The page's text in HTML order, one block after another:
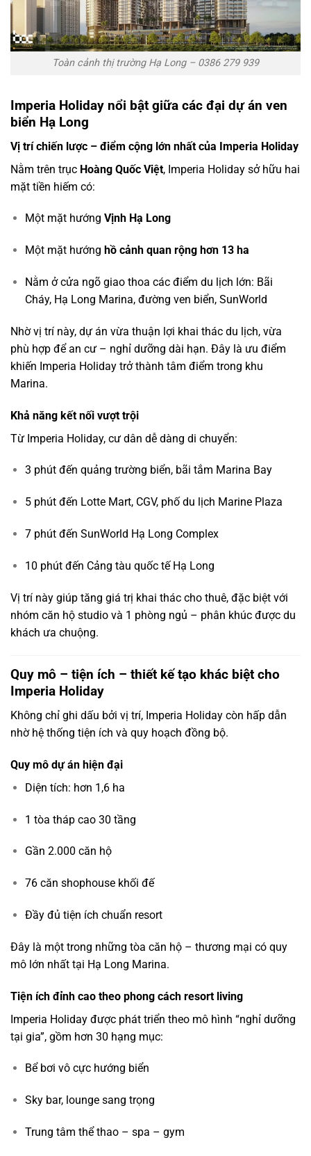
Toàn cảnh thị trường Hạ Long – 0386 279 939
Imperia Holiday nổi bật giữa các đại dự án ven
biển Hạ Long
Vị trí chiến lược – điểm cộng lớn nhất của Imperia Holiday
Nằm trên trục Hoàng Quốc Việt, Imperia Holiday sở hữu hai
mặt tiền hiếm có:
Một mặt hướng Vịnh Hạ Long
Một mặt hướng hồ cảnh quan rộng hơn 13 ha
Nằm ở cửa ngõ giao thoa các điểm du lịch lớn: Bãi
Cháy, Hạ Long Marina, đường ven biển, SunWorld
Nhờ vị trí này, dự án vừa thuận lợi khai thác du lịch, vừa
phù hợp để an cư – nghỉ dưỡng dài hạn. Đây là ưu điểm
khiến Imperia Holiday trở thành tâm điểm trong khu
Marina.
Khả năng kết nối vượt trội
Từ Imperia Holiday, cư dân dễ dàng di chuyển:
3 phút đến quảng trường biển, bãi tắm Marina Bay
5 phút đến Lotte Mart, CGV, phố du lịch Marine Plaza
7 phút đến SunWorld Hạ Long Complex
10 phút đến Cảng tàu quốc tế Hạ Long
Vị trí này giúp tăng giá trị khai thác cho thuê, đặc biệt với
nhóm căn hộ studio và 1 phòng ngủ – phân khúc được du
khách ưa chuộng.
Quy mô – tiện ích – thiết kế tạo khác biệt cho
Imperia Holiday
Không chỉ ghi dấu bởi vị trí, Imperia Holiday còn hấp dẫn
nhờ hệ thống tiện ích và quy hoạch đồng bộ.
Quy mô dự án hiện đại
Diện tích: hơn 1,6 ha
1 tòa tháp cao 30 tầng
Gần 2.000 căn hộ
76 căn shophouse khối đế
Đầy đủ tiện ích chuẩn resort
Đây là một trong những tòa căn hộ – thương mại có quy
mô lớn nhất tại Hạ Long Marina.
Tiện ích đỉnh cao theo phong cách resort living
Imperia Holiday được phát triển theo mô hình “nghỉ dưỡng
tại gia”, gồm hơn 30 hạng mục:
Bể bơi vô cực hướng biển
Sky bar, lounge sang trọng
Trung tâm thể thao – spa – gym